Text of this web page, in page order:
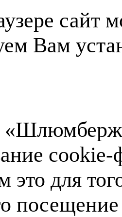
сайт
Вам
для